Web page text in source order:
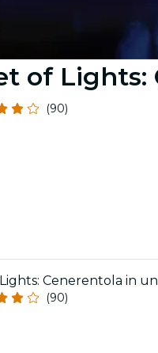
of
(90)
Cenerentola in
(90)